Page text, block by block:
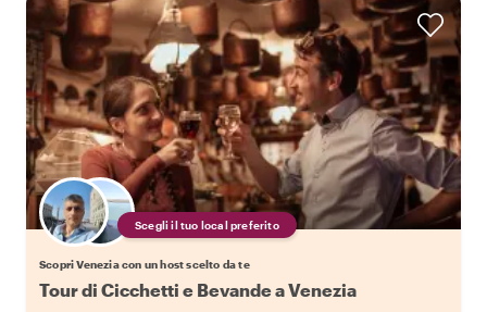
Scegli il tuo local preferito
Scopri Venezia con un host scelto da te
Tour di Cicchetti e Bevande a Venezia